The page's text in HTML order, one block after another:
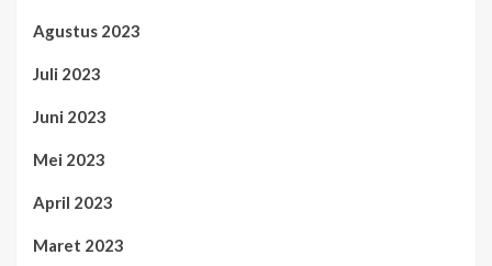
Agustus 2023
Juli 2023
Juni 2023
Mei 2023
April 2023
Maret 2023